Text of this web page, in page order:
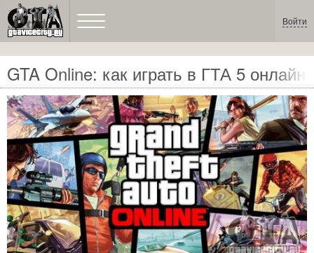
Войти
GTA Online: как играть в ГТА 5 онлайн